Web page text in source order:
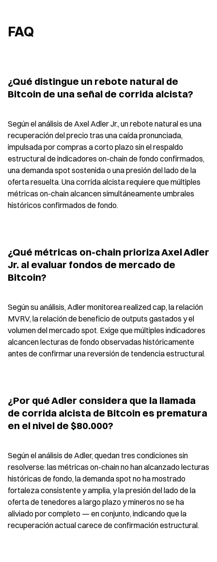
FAQ
¿Qué distingue un rebote natural de
Bitcoin de una señal de corrida alcista?
Según el análisis de Axel Adler Jr., un rebote natural es una
recuperación del precio tras una caída pronunciada,
impulsada por compras a corto plazo sin el respaldo
estructural de indicadores on-chain de fondo confirmados,
una demanda spot sostenida o una presión del lado de la
oferta resuelta. Una corrida alcista requiere que múltiples
métricas on-chain alcancen simultáneamente umbrales
históricos confirmados de fondo.
¿Qué métricas on-chain prioriza Axel Adler
Jr. al evaluar fondos de mercado de
Bitcoin?
Según su análisis, Adler monitorea realized cap, la relación
MVRV, la relación de beneficio de outputs gastados y el
volumen del mercado spot. Exige que múltiples indicadores
alcancen lecturas de fondo observadas históricamente
antes de confirmar una reversión de tendencia estructural.
¿Por qué Adler considera que la llamada
de corrida alcista de Bitcoin es prematura
en el nivel de $80.000?
Según el análisis de Adler, quedan tres condiciones sin
resolverse: las métricas on-chain no han alcanzado lecturas
históricas de fondo, la demanda spot no ha mostrado
fortaleza consistente y amplia, y la presión del lado de la
oferta de tenedores a largo plazo y mineros no se ha
aliviado por completo — en conjunto, indicando que la
recuperación actual carece de confirmación estructural.